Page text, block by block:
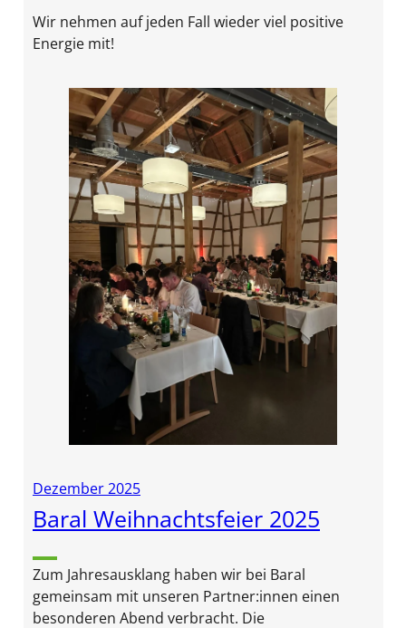
Wir nehmen auf jeden Fall wieder viel positive
Energie mit!
Dezember 2025
Baral Weihnachtsfeier 2025
Zum Jahresausklang haben wir bei Baral
gemeinsam mit unseren Partner:innen einen
besonderen Abend verbracht. Die